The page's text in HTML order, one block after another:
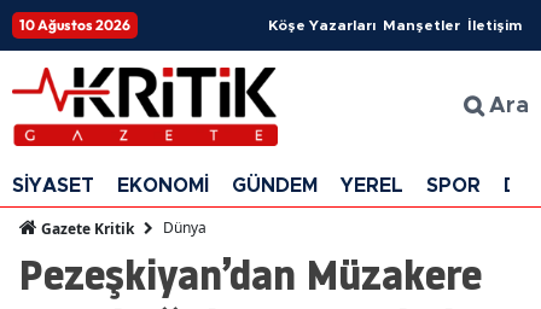
10 Ağustos 2026 Köşe Yazarları Manşetler İletişim
Ara
SİYASET EKONOMİ GÜNDEM YEREL SPOR
Gazete Kritik Dünya
Pezeşkiyan’dan Müzakere